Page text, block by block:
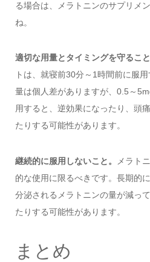
る場合は、メラトニンのサプリメ
ね。
適切な用量とタイミングを守ること
トは、就寝前30分～1時間前に服
量は個人差がありますが、0.5～
用すると、逆効果になったり、頭
たりする可能性があります。
継続的に服用しないこと。
メラト
的な使用に限るべきです。長期的
分泌されるメラトニンの量が減っ
たりする可能性があります。
まとめ